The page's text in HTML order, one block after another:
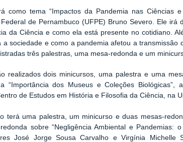
como tema “Impactos da Pandemia nas Ciências
de Pernambuco (UFPE) Bruno Severo. Ele irá
da Ciência e como ela está presente no cotidiano.
a sociedade e como a pandemia afetou a transmissão
três palestras, uma mesa-redonda e um
realizados dois minicursos, uma palestra e uma
“Importância dos Museus e Coleções Biológicas”,
de Estudos em História e Filosofia da Ciência, na
terá uma palestra, um minicurso e duas mesas-
sobre “Negligência Ambiental e Pandemias:
José Jorge Sousa Carvalho e Virgínia Michelle